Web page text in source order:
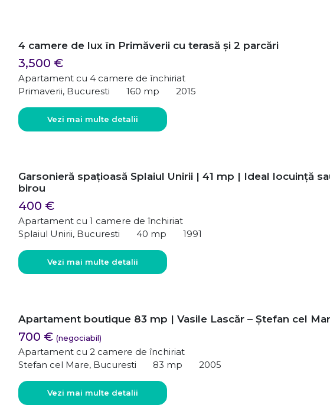
4 camere de lux în Primăverii cu terasă și 2 parcări
3,500 €
Apartament cu 4 camere de închiriat
Primaverii, Bucuresti
160 mp 2015
Vezi mai multe detalii
Garsonieră spațioasă Splaiul Unirii | 41 mp | Ideal locuință
birou
400 €
Apartament cu 1 camere de închiriat
Splaiul Unirii, Bucuresti
40 mp 1991
Vezi mai multe detalii
Apartament boutique 83 mp | Vasile Lascăr – Ștefan cel
700 € (negociabil)
Apartament cu 2 camere de închiriat
Stefan cel Mare, Bucuresti
83 mp 2005
Vezi mai multe detalii